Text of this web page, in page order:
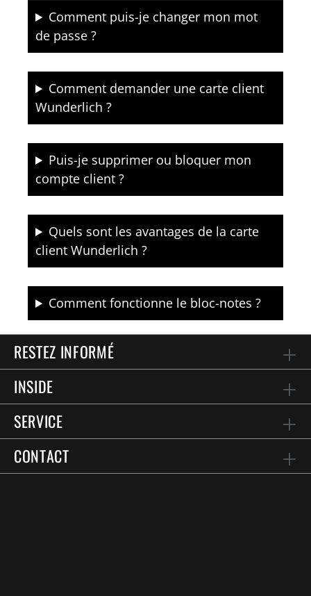
Comment puis-je changer mon mot
de passe ?
Comment demander une carte client
Wunderlich ?
Puis-je supprimer ou bloquer mon
compte client ?
Quels sont les avantages de la carte
client Wunderlich ?
Comment fonctionne le bloc-notes ?
RESTEZ INFORMÉ
INSIDE
SERVICE
CONTACT